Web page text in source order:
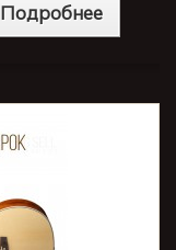
Подробнее